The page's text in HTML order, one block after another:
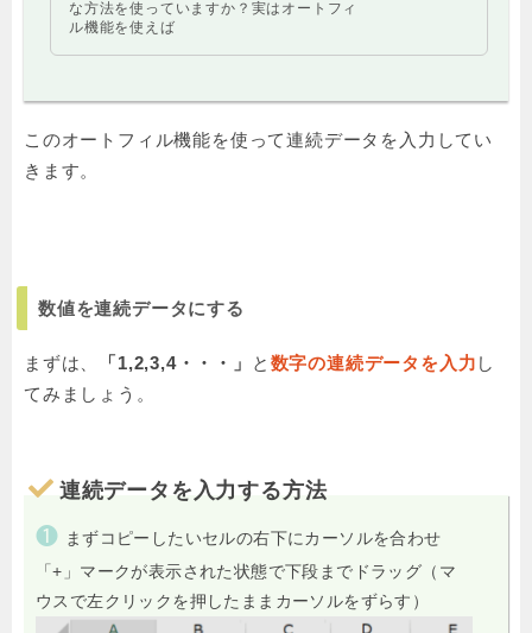
な方法を使っていますか？実はオートフィ
ル機能を使えば
このオートフィル機能を使って連続データを入力してい
きます。
数値を連続データにする
まずは、 「1,2,3,4・・・」 と 数字の連続データを入力 し
てみましょう。
連続データを入力する方法
❶ まずコピーしたいセルの右下にカーソルを合わせ
「+」マークが表示された状態で下段までドラッグ （マ
ウスで左クリックを押したままカーソルをずらす）